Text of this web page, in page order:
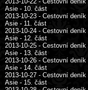
Asie - 10. část
2013-10-23 - Cestovní deník
Asie - 11. část
2013-10-24 - Cestovní deník
Asie - 12. část
2013-10-25 - Cestovní deník
Asie - 13. část
2013-10-26 - Cestovní deník
Asie - 14. část
2013-10-27 - Cestovní deník
Asie - 15. část